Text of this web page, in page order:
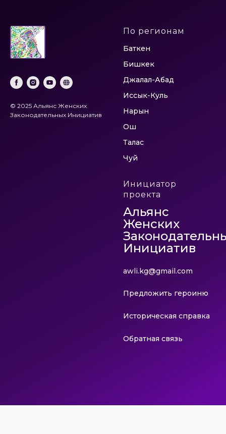
© 2025 Альянс Женских
Законодательных Инициатив
По регионам
Баткен
Бишкек
Джалал-Абад
Иссык-Куль
Нарын
Ош
Талас
Чуй
Инициатор
проекта
Альянс
Женских
Инициатив
awli.kg@gmail.com
Предложить героиню
Историческая справка
Обратная связь